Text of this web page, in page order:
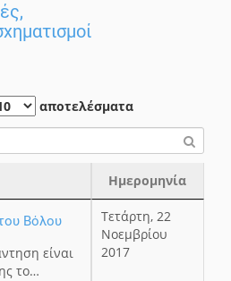
αποτελέσματα
Ημερομηνία
Ημερομηνία
Βόλου
είναι
το…
Τετάρτη, 22
Νοεμβρίου
2017